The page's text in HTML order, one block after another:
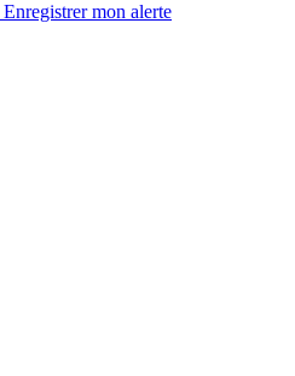
Enregistrermon alerte